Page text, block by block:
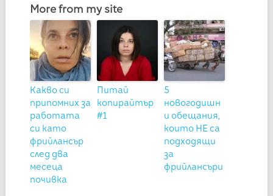
More from my site
Какво си
припомних за
работата
си като
фрийлансър
след два
месеца
почивка
Питай
копирайтър
#1
5
новогодишн
и обещания,
които НЕ са
подходящи
за
фрийлансъри